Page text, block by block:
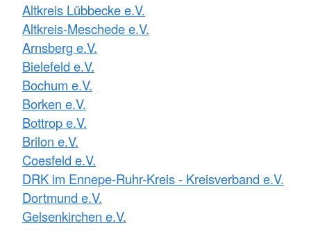
Altkreis Lübbecke e.V.
Altkreis-Meschede e.V.
Arnsberg e.V.
Bielefeld e.V.
Bochum e.V.
Borken e.V.
Bottrop e.V.
Brilon e.V.
Coesfeld e.V.
DRK im Ennepe-Ruhr-Kreis - Kreisverband e.V.
Dortmund e.V.
Gelsenkirchen e.V.